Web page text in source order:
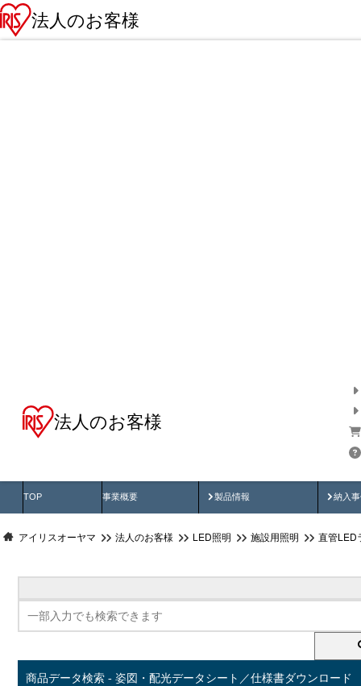
法人のお客様
法人のお客様
TOP 事業概要 製品情報
製品動画 納入
納
アイリスオーヤマ 法人のお客様 LED照明 施設用照明 直管LED
商品データ検索 - 姿図・配光データシート／仕様書ダウンロード